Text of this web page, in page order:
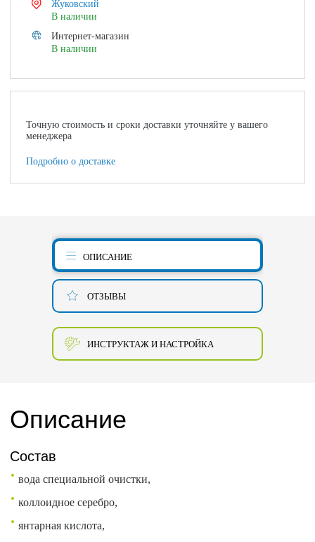
Жуковский
В наличии
Интернет-магазин
В наличии
Точную стоимость и сроки доставки уточняйте у вашего
менеджера
Подробно о доставке
ОПИСАНИЕ
ОТЗЫВЫ
ИНСТРУКТАЖ И НАСТРОЙКА
Описание
Состав
вода специальной очистки,
коллоидное серебро,
янтарная кислота,